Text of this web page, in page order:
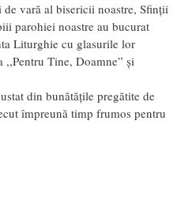
vară al bisericii noastre, Sfinții
parohiei noastre au bucurat
Liturghie cu glasurile lor
,,Pentru Tine, Doamne” și
din bunătățile pregătite de
împreună timp frumos pentru